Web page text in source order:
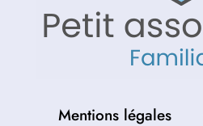
Mentions légales